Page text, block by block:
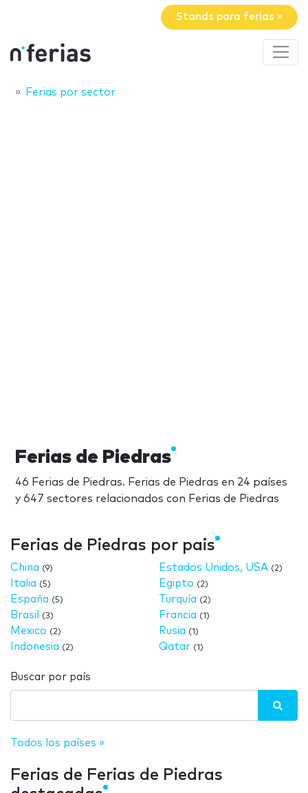
Stands para ferias »
Ferias por sector
Ferias de Piedras
46 Ferias de Piedras. Ferias de Piedras en 24 países
y 647 sectores relacionados con Ferias de Piedras
Ferias de Piedras por pais
China (9)
Italia (5)
España (5)
Brasil (3)
Mexico (2)
Indonesia (2)
Estados Unidos, USA (2)
Egipto (2)
Turquía (2)
Francia (1)
Rusia (1)
Qatar (1)
Buscar por país
Todos los países »
Ferias de Ferias de Piedras